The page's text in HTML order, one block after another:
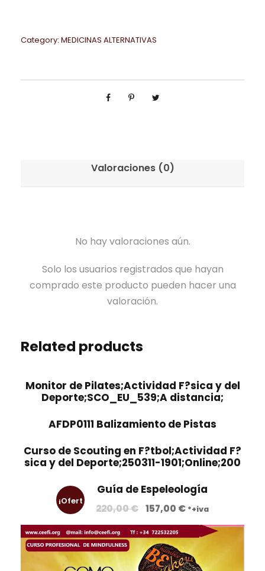
Category: MEDICINAS ALTERNATIVAS
Valoraciones (0)
No hay valoraciones aún.
Solo los usuarios registrados que hayan
comprado este producto pueden hacer una
valoración.
Related products
Monitor de Pilates;Actividad F?sica y del
Deporte;SCO_EU_539;A distancia;
AFDP0111 Balizamiento de Pistas
Curso de Scouting en F?tbol;Actividad F?
sica y del Deporte;250311-1901;Online;200
¡Ofert
a!
Guía de Espeleología
220,00€ E
l
p
r
e
157,00 €E
l
p
r
e
*+iva